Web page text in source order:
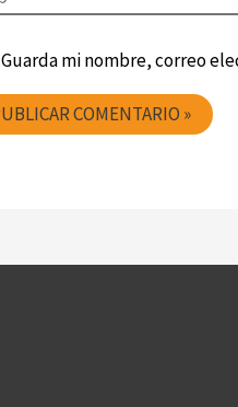
Guarda mi nombre, correo